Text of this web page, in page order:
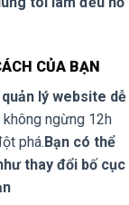
CỦA BẠN
lý website dễ
ngừng 12h
phá.Bạn có thể
thay đổi bố cục